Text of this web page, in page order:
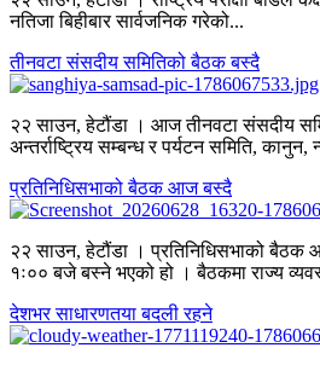
नतिजा बिहीबार सार्वजनिक गरेको...
तीनवटा संसदीय समितिको बैठक बस्दै
२२ साउन, हेटौंडा । आज तीनवटा संसदीय
अन्तर्राष्ट्रिय सम्बन्ध र पर्यटन समिति, कानुन,
प्रतिनिधिसभाको बैठक आज बस्दै
२२ साउन, हेटौंडा । प्रतिनिधिसभाको
१ः०० बजे बस्ने भएको हो । बैठकमा राज्य
देशभर साधारणतया बदली रहने